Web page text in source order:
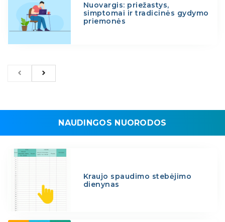
Nuovargis: priežastys,
simptomai ir tradicinės gydymo
priemonės
NAUDINGOS NUORODOS
Kraujo spaudimo stebėjimo
dienynas